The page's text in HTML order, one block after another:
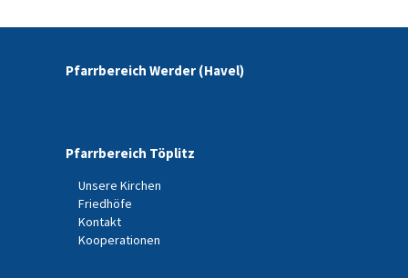
Pfarrbereich Werder (Havel)
Pfarrbereich Töplitz
Unsere Kirchen
Friedhöfe
Kontakt
Kooperationen